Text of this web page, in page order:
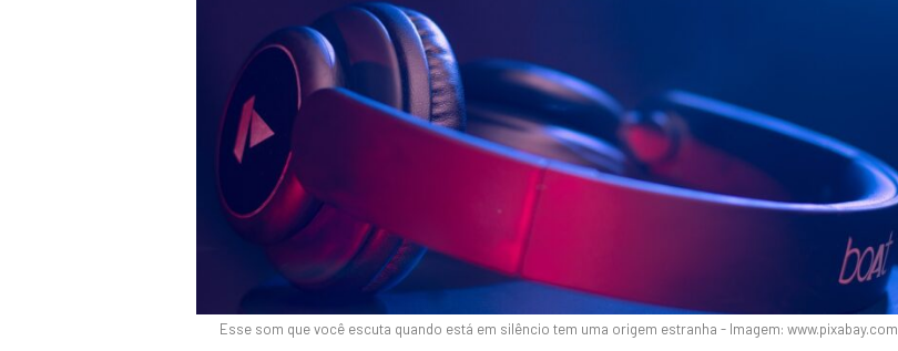
Esse som que você escuta quando está em silêncio tem uma origem estranha - Imagem: www.pixabay.com